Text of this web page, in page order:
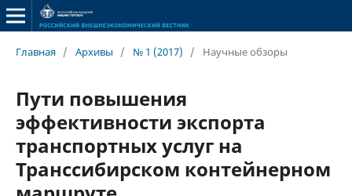
Главная / Архивы / № 1 (2017) / Научные обзоры
Пути повышения
эффективности экспорта
транспортных услуг на
Транссибирском контейнерном